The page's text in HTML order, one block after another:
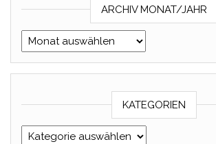
ARCHIV MONAT/JAHR
Archiv Monat/Jahr
KATEGORIEN
Kategorien